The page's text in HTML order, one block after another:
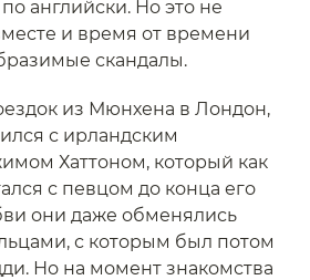
английски. Но это не
и время от времени
скандалы.
из Мюнхена в Лондон,
с ирландским
Хаттоном, который как
с певцом до конца его
они даже обменялись
с которым был потом
Но на момент знакомства